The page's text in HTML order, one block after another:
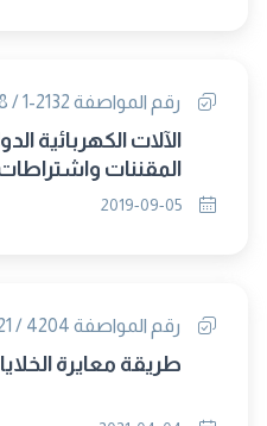
رقم المواصفة 2132-1 / 2008
الآلات الكهربائية
المقننات
8268/2019)
رقم المواصفة 4204 / 2021
طريقة معايرة